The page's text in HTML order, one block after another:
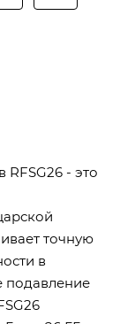
- это
точную
в
подавление